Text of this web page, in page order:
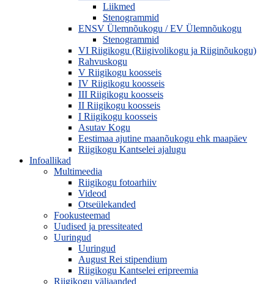
Liikmed
Stenogrammid
ENSV Ülemnõukogu / EV Ülemnõukogu
Stenogrammid
VI Riigikogu (Riigivolikogu ja Riiginõukogu)
Rahvuskogu
V Riigikogu koosseis
IV Riigikogu koosseis
III Riigikogu koosseis
II Riigikogu koosseis
I Riigikogu koosseis
Asutav Kogu
Eestimaa ajutine maanõukogu ehk maapäev
Riigikogu Kantselei ajalugu
Infoallikad
Multimeedia
Riigikogu fotoarhiiv
Videod
Otseülekanded
Fookusteemad
Uudised ja pressiteated
Uuringud
Uuringud
August Rei stipendium
Riigikogu Kantselei eripreemia
Riigikogu väljaanded